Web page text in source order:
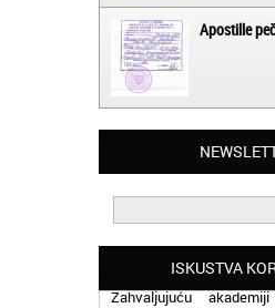
Apostille
ISKUSTVA
Jelena iz Niša:
Mogu da pohvalim
Akademiji Oxford u
profesionalni i prenose
Zahvaljujuću
zaposlila, hvala svima,